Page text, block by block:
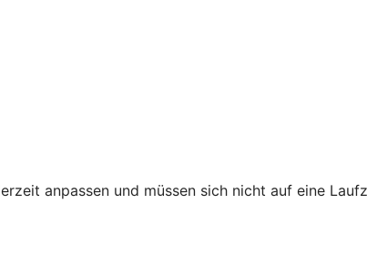
anpassen und müssen sich nicht auf eine